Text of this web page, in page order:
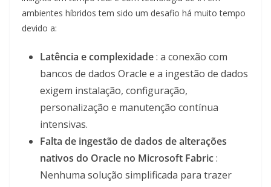
ambientes híbridos tem sido um desafio há muito tempo
devido a:
Latência e complexidade: a conexão com
bancos de dados Oracle e a ingestão de dados
exigem instalação, configuração,
personalização e manutenção contínua
intensivas.
Falta de ingestão de dados de alterações
nativos do Oracle no Microsoft Fabric:
Nenhuma solução simplificada para trazer